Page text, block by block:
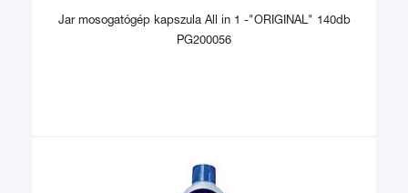
Jar mosogatógép kapszula All in 1 -"ORIGINAL" 140db
PG200056